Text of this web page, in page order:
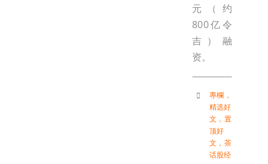
元（约
800亿令
吉）融
资。
專欄 ，
精选好
文 ， 置
顶好
文 ， 茶
话股经